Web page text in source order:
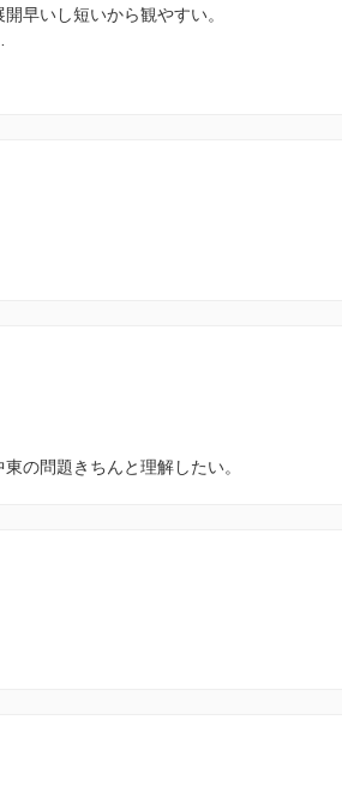
早いし短いから観やすい。
の問題きちんと理解したい。